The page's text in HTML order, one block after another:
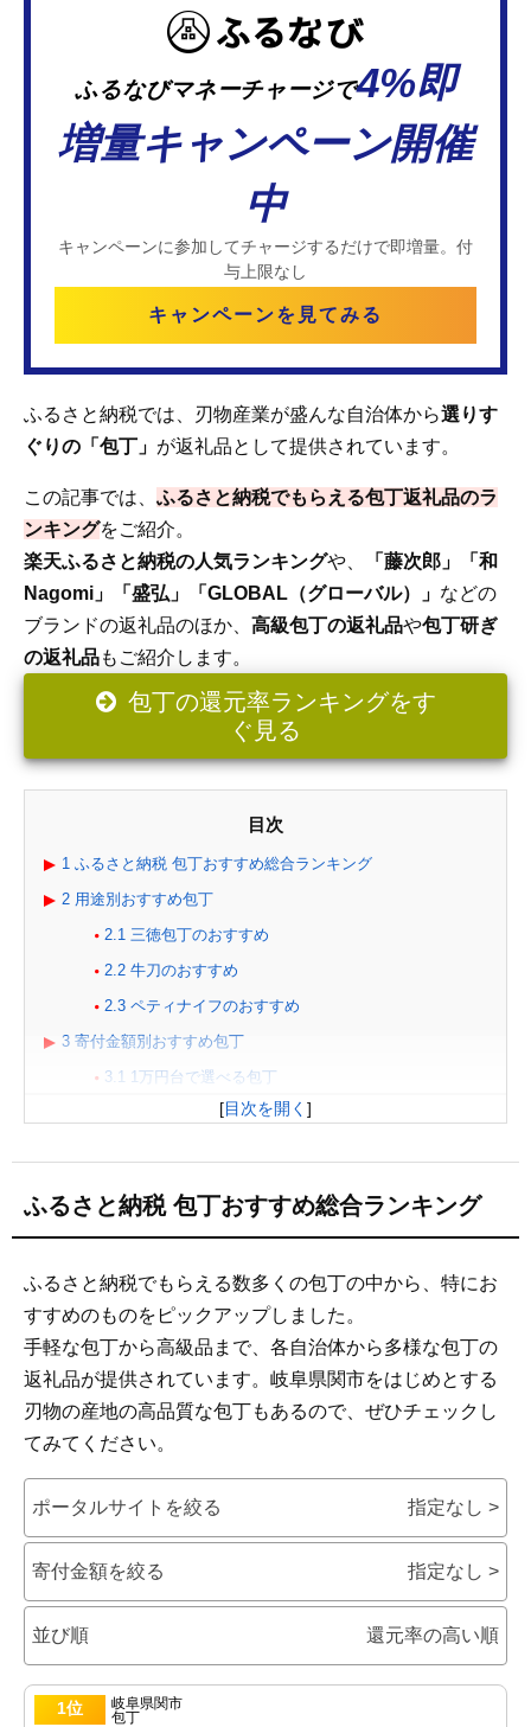
ふるなびマネーチャージで4%即
増量キャンペーン開催
中
キャンペーンに参加してチャージするだけで即増量。付
与上限なし
キャンペーンを見てみる
ふるさと納税では、刃物産業が盛んな自治体から選りす
ぐりの「包丁」 が返礼品として提供されています。
この記事では、 ふるさと納税でもらえる包丁返礼品のラ
ンキングをご紹介。
楽天ふるさと納税の人気ランキングや、
「藤次郎」「和
Nagomi」「盛弘」「GLOBAL（グローバル）」 などの
ブランドの返礼品のほか、 高級包丁の返礼品や包丁研ぎ
の返礼品もご紹介します。
包丁の還元率ランキングをす
ぐ見る
目次
[ 目次を開く ]
1 ふるさと納税 包丁おすすめ総合ランキング
2 用途別おすすめ包丁
2.1 三徳包丁のおすすめ
2.2 牛刀のおすすめ
2.3 ペティナイフのおすすめ
3 寄付金額別おすすめ包丁
3.1 1万円台で選べる包丁
2万円台で選べる包丁
4.1家庭用で使いやすい刃渡りサイズ
5結局どれを選べばいい？タイプ別おすすめ早見まとめ
5.1迷ったら総合1位
5.2コスパ重視ならこの包丁
5.3
高級志向ならこの1本
6よくある質問
6.2メンテナンスは必要ですか
ふるさと納税 包丁おすすめ総合ランキング
ふるさと納税でもらえる数多くの包丁の中から、特にお
すすめのものをピックアップしました。
手軽な包丁から高級品まで、各自治体から多様な包丁の
返礼品が提供されています。岐阜県関市をはじめとする
刃物の産地の高品質な包丁もあるので、ぜひチェックし
てみてください。
ポータルサイトを絞る 指定なし >
寄付金額を絞る 指定なし >
並び順 還元率の高い順
1位
岐阜県関市
包丁